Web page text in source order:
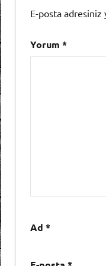
E-posta adresiniz
Yorum *
Ad *